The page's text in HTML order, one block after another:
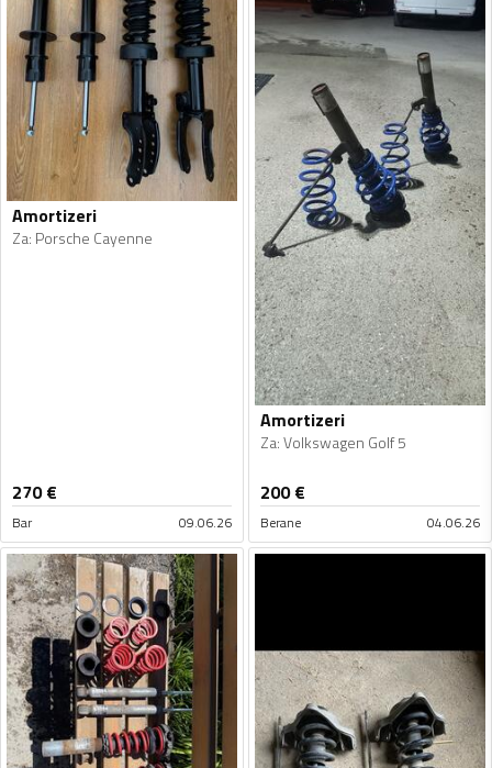
Amortizeri
Za: Porsche Cayenne
270€
Bar 09.06.26
Amortizeri
Za:Volkswagen Golf 5
200€
Berane 04.06.26